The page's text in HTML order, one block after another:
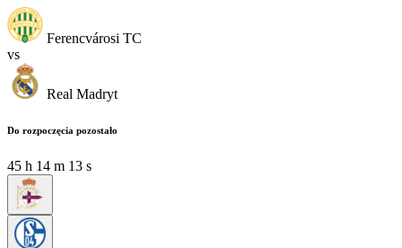
Ferencvárosi TC
vs
Real Madryt
Do rozpoczęcia pozostało
45 h 14 m 11 s